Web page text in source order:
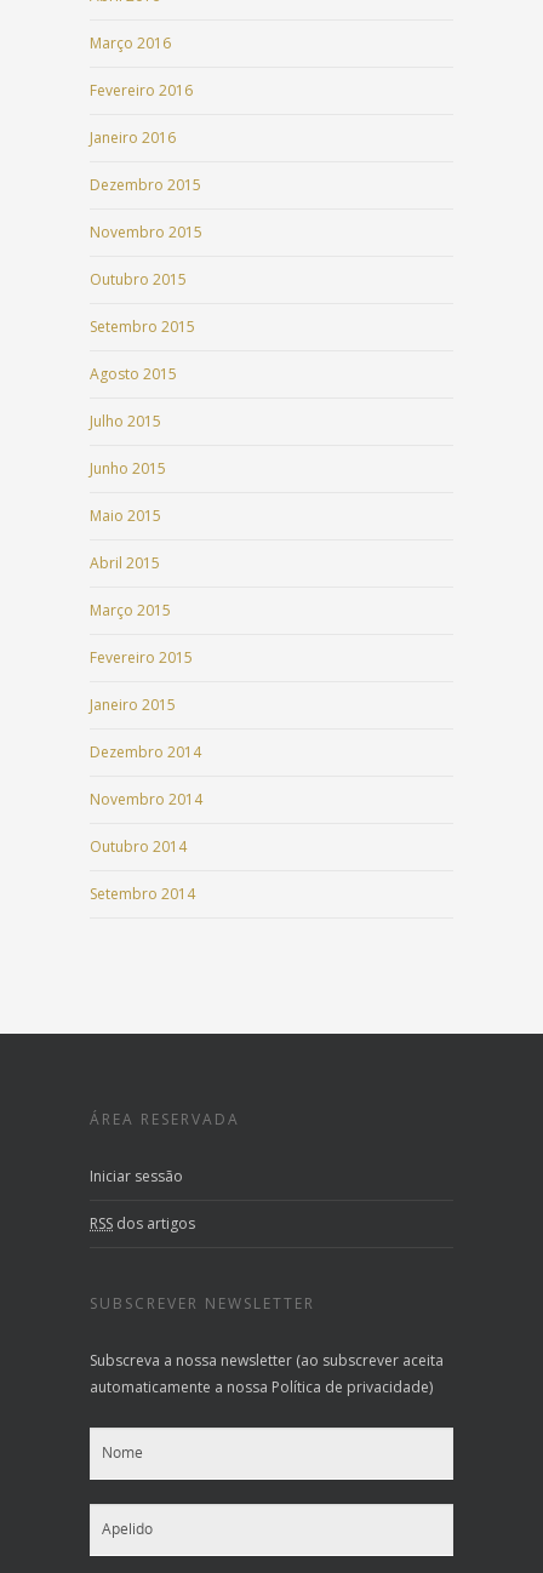
Março 2016
Fevereiro 2016
Janeiro 2016
Dezembro 2015
Novembro 2015
Outubro 2015
Setembro 2015
Agosto 2015
Julho 2015
Junho 2015
Maio 2015
Abril 2015
Março 2015
Fevereiro 2015
Janeiro 2015
Dezembro 2014
Novembro 2014
Outubro 2014
Setembro 2014
ÁREA RESERVADA
Iniciar sessão
RSS dos artigos
SUBSCREVER NEWSLETTER
Subscreva a nossa newsletter (ao subscrever aceita
automaticamente a nossa Política de privacidade)